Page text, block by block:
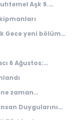
Aşk 9.
Gece yeni bölüm
6 Ağustos:
zaman
Duygularını